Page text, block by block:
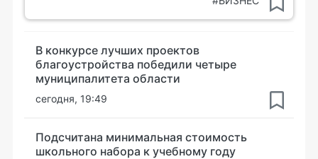
В конкурсе лучших проектов
благоустройства победили четыре
муниципалитета области
сегодня, 19:49
Подсчитана минимальная стоимость
школьного набора к учебному году